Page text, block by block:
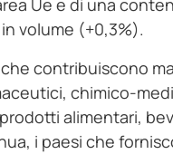
Ue e di una
volume (+0,3%).
contribuiscono
chimico-
alimentari,
i paesi che